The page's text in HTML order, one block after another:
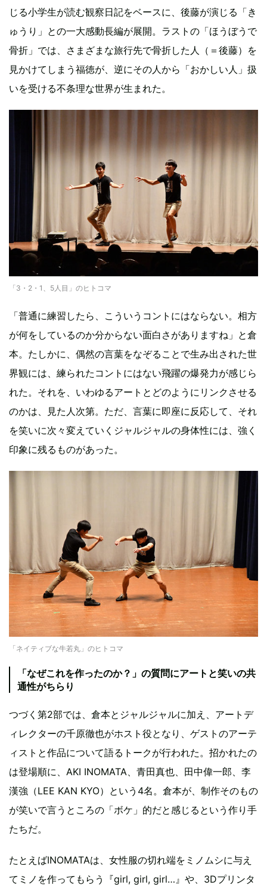
じる小学生が読む観察日記をベースに、後藤が演じる「き
ゅうり」との一大感動長編が展開。ラストの「ほうぼうで
骨折」では、さまざまな旅行先で骨折した人（＝後藤）を
見かけてしまう福徳が、逆にその人から「おかしい人」扱
いを受ける不条理な世界が生まれた。
「3・2・1、5人目」のヒトコマ
「普通に練習したら、こういうコントにはならない。相方
が何をしているのか分からない面白さがありますね」と倉
本。たしかに、偶然の言葉をなぞることで生み出された世
界観には、練られたコントにはない飛躍の爆発力が感じら
れた。それを、いわゆるアートとどのようにリンクさせる
のかは、見た人次第。ただ、言葉に即座に反応して、それ
を笑いに次々変えていくジャルジャルの身体性には、強く
印象に残るものがあった。
「ネイティブな牛若丸」のヒトコマ
「なぜこれを作ったのか？」の質問にアートと笑いの共
通性がちらり
つづく第2部では、倉本とジャルジャルに加え、アートデ
ィレクターの千原徹也がホスト役となり、ゲストのアーテ
ィストと作品について語るトークが行われた。招かれたの
は登場順に、AKI INOMATA、青田真也、田中偉一郎、李
漢強（LEE KAN KYO）という4名。倉本が、制作そのもの
が笑いで言うところの「ボケ」的だと感じるという作り手
たちだ。
たとえばINOMATAは、女性服の切れ端をミノムシに与え
てミノを作ってもらう『girl, girl, girl…』や、3Dプリンタ